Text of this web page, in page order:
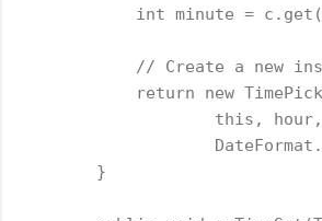
int minute =
// Create a new
return new
this,
        }